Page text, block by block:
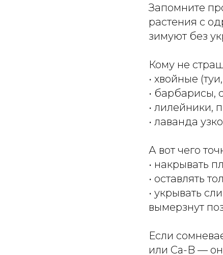
Запомните
растения с
зимуют без
Кому не
• хвойные
• барбарисы,
• лилейники,
• лаванда
А вот чего
• накрывать
• оставлять
• укрывать
вымерзнут
Если
или Ca-B —